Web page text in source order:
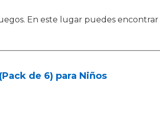
En este lugar puedes
de 6) para Niños